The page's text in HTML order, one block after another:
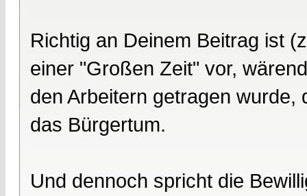
Richtig an Deinem Beitrag ist
einer "Großen Zeit" vor,
den Arbeitern getragen
das Bürgertum.
Und dennoch spricht die